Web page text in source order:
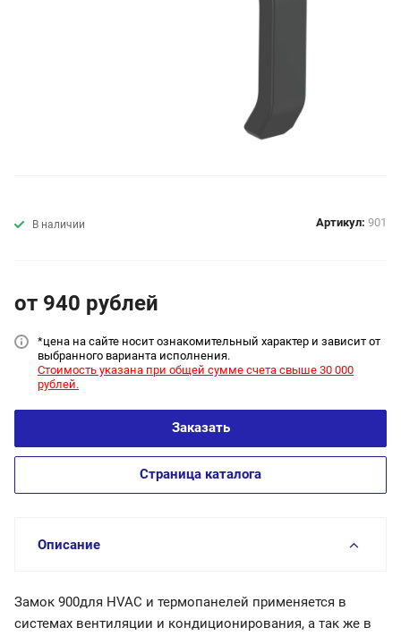
В наличии Артикул: 901
от 940 рублей
*цена на сайте носит ознакомительный характер и зависит от
выбранного варианта исполнения.
Стоимость указана при общей сумме счета свыше 30 000
рублей.
Заказать
Страница каталога
Описание
Замок 900для HVAC и термопанелей применяется в
системах вентиляции и кондиционирования, а так же в